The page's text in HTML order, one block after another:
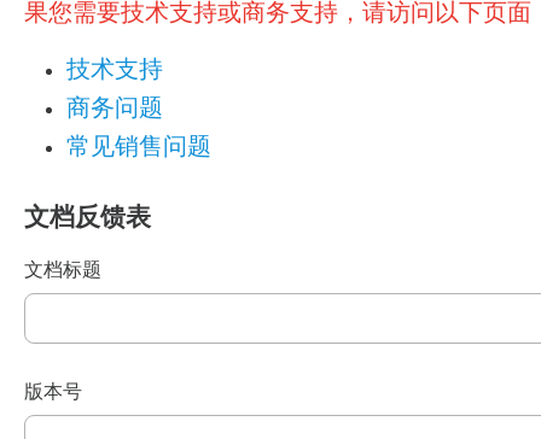
果您需要技术支持或商务支持，请访问以下页面
技术支持
商务问题
常见销售问题
文档反馈表
文档标题
版本号